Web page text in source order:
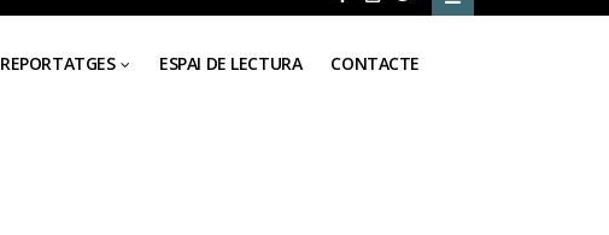
REPORTATGES ESPAI DE LECTURA CONTACTE